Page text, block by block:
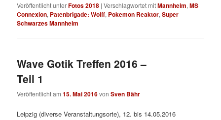
Veröffentlicht unterFotos 2018 |Verschlagwortet mitMannheim,MS
Connexion, Patenbrigade: Wolff, Pokemon Reaktor,Super
Schwarzes Mannheim
Wave Gotik Treffen 2016 –
Teil 1
Veröffentlicht am15. Mai 2016vonSven Bähr
Leipzig (diverse Veranstaltungsorte), 12. bis 14.05.2016